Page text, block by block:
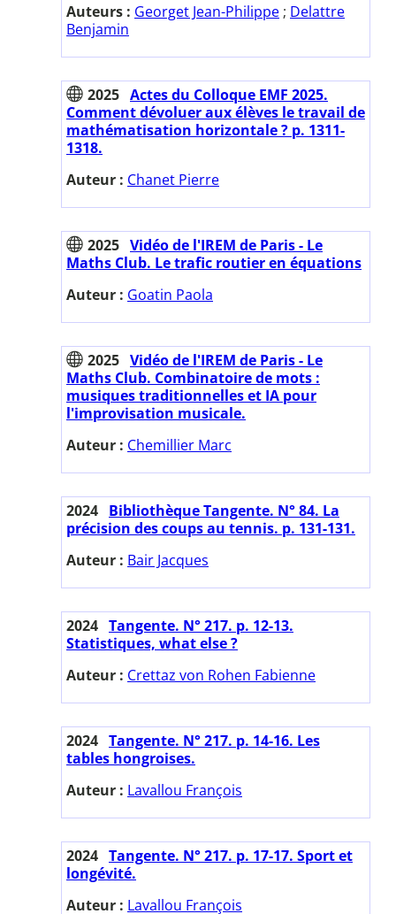
Auteurs : Georget Jean-Philippe ; Delattre
Benjamin
2025 Actes du Colloque EMF 2025.
Comment dévoluer aux élèves le travail de
mathématisation horizontale ? p. 1311-
1318.
Auteur : Chanet Pierre
2025 Vidéo de l'IREM de Paris - Le
Maths Club. Le trafic routier en équations
Auteur : Goatin Paola
2025 Vidéo de l'IREM de Paris - Le
Maths Club. Combinatoire de mots :
musiques traditionnelles et IA pour
l'improvisation musicale.
Auteur : Chemillier Marc
2024 Bibliothèque Tangente. N° 84. La
précision des coups au tennis. p. 131-131.
Auteur : Bair Jacques
2024 Tangente. N° 217. p. 12-13.
Statistiques, what else ?
Auteur : Crettaz von Rohen Fabienne
2024 Tangente. N° 217. p. 14-16. Les
tables hongroises.
Auteur : Lavallou François
2024 Tangente. N° 217. p. 17-17. Sport et
longévité.
Auteur : Lavallou François